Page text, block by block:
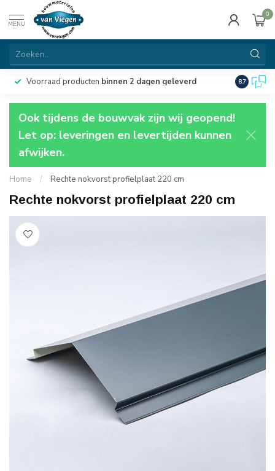
MENU
0
Voorraad producten binnen 2 dagen geleverd 8.7
Ook tijdens de bouwvak zijn wij geopend!
Let op: leveringen en levertijden kunnen
afwijken.
Home / Rechte nokvorst profielplaat 220 cm
Rechte nokvorst profielplaat 220 cm